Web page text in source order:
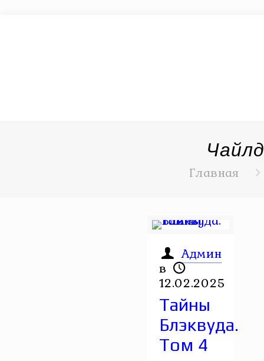
Главная
Админ
в
12.02.2025
Тайны
Блэквуда.
Том 4